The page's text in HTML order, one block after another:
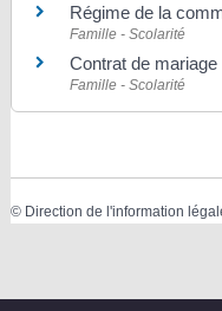
Régime de la
Famille - Scolarité
Contrat de mariage
Famille - Scolarité
© Direction de l'information